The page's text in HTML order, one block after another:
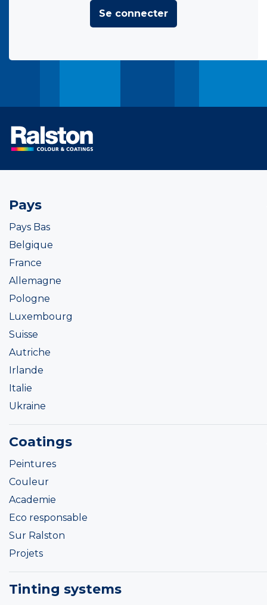
Se connecter
Pays
Pays Bas
Belgique
France
Allemagne
Pologne
Luxembourg
Suisse
Autriche
Irlande
Italie
Ukraine
Coatings
Peintures
Couleur
Academie
Eco responsable
Sur Ralston
Projets
Tinting systems